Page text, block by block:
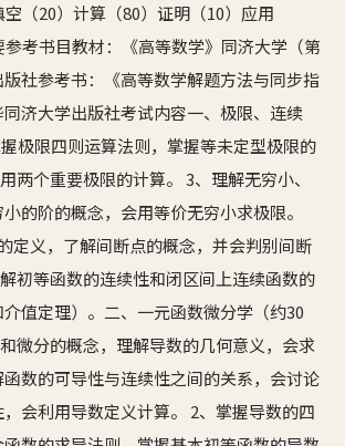
（20）计算（80）证明（10）应用
参考书目教材：《高等数学》同济大学（第
社参考书：《高等数学解题方法与同步指
济大学出版社考试内容一、极限、连续
握极限四则运算法则，掌握等未定型极限的
两个重要极限的计算。 3、理解无穷小、
的阶的概念，会用等价无穷小求极限。
定义，了解间断点的概念，并会判别间断
初等函数的连续性和闭区间上连续函数的
值定理）。二、一元函数微分学（约30
微分的概念，理解导数的几何意义，会求
数的可导性与连续性之间的关系，会讨论
会利用导数定义计算。 2、掌握导数的四